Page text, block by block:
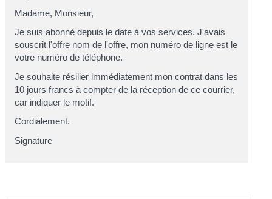
Madame, Monsieur,
Je suis abonné depuis ledate à vos services. J'avais
souscrit l'offre nom de l'offre, mon numéro de ligne est le
votre numéro de téléphone.
Je souhaite résilier immédiatement mon contrat dans les
10 jours francs à compter de la réception de ce courrier,
car indiquer le motif.
Cordialement.
Signature